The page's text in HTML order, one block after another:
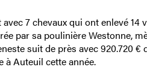
7 chevaux qui ont enlevé 14
par sa poulinière Westonne,
suit de près avec 920.720 €
à Auteuil cette année.